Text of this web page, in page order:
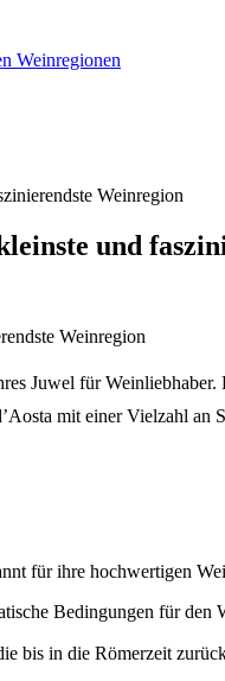
Weinregionen
Weinregion
und
Juwel für
mit einer Vielzahl
für ihre hochwertigen
Bedingungen für den
bis in die Römerzeit